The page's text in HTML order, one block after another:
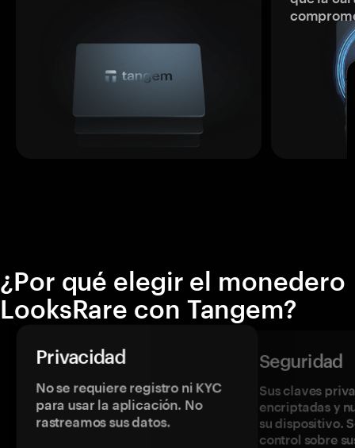
¿Por qué elegir el monedero
LooksRare con Tangem?
Privacidad
No se requiere registro ni KYC
para usar la aplicación. No
rastreamos sus datos.
Seguridad
Sus claves
encriptadas y
su dispositivo.
control sobre